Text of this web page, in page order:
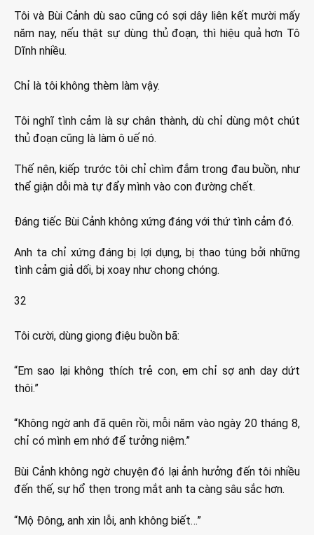
Tôi và Bùi Cảnh dù sao cũng có sợi dây liên kết mười mấy
năm nay, nếu thật sự dùng thủ đoạn, thì hiệu quả hơn Tô
Dĩnh nhiều.
Chỉ là tôi không thèm làm vậy.
Tôi nghĩ tình cảm là sự chân thành, dù chỉ dùng một chút
thủ đoạn cũng là làm ô uế nó.
Thế nên, kiếp trước tôi chỉ chìm đắm trong đau buồn, như
thể giận dỗi mà tự đẩy mình vào con đường chết.
Đáng tiếc Bùi Cảnh không xứng đáng với thứ tình cảm đó.
Anh ta chỉ xứng đáng bị lợi dụng, bị thao túng bởi những
tình cảm giả dối, bị xoay như chong chóng.
32
Tôi cười, dùng giọng điệu buồn bã:
“Em sao lại không thích trẻ con, em chỉ sợ anh day dứt
thôi.”
“Không ngờ anh đã quên rồi, mỗi năm vào ngày 20 tháng 8,
chỉ có mình em nhớ để tưởng niệm.”
Bùi Cảnh không ngờ chuyện đó lại ảnh hưởng đến tôi nhiều
đến thế, sự hổ thẹn trong mắt anh ta càng sâu sắc hơn.
“Mộ Đông, anh xin lỗi, anh không biết…”